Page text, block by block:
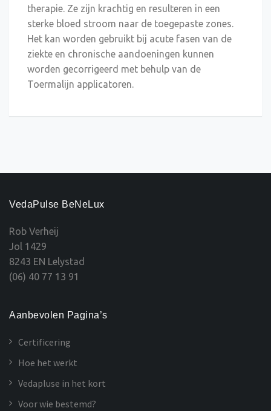
therapie. Ze zijn krachtig en resulteren in een
sterke bloed stroom naar de toegepaste zones.
Het kan worden gebruikt bij acute fasen van de
ziekte en chronische aandoeningen kunnen
worden gecorrigeerd met behulp van de
Toermalijn applicatoren.
VedaPulse BeNeLux
Rob Verheij
Jol 1429
8243 EN Lelystad
(06) 40 77 13 91
Aanbevolen Pagina’s
Certificering
Hoe het werkt
Vedapluse in het kort
Voor wie bestemd?